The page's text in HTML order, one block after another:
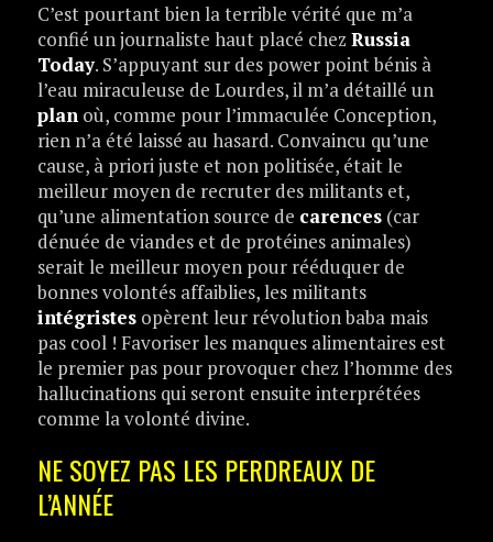
C’est pourtant bien la terrible vérité que m’a
confié un journaliste haut placé chez Russia
Today. S’appuyant sur des power point bénis à
l’eau miraculeuse de Lourdes, il m’a détaillé un
planoù, comme pour l’immaculée Conception,
rien n’a été laissé au hasard. Convaincu qu’une
cause, à priori juste et non politisée, était le
meilleur moyen de recruter des militants et,
qu’une alimentation source de carences(car
dénuée de viandes et de protéines animales)
serait le meilleur moyen pour rééduquer de
bonnes volontés affaiblies, les militants
intégristesopèrent leur révolution baba mais
pas cool ! Favoriser les manques alimentaires est
le premier pas pour provoquer chez l’homme des
hallucinations qui seront ensuite interprétées
comme la volonté divine.
NE SOYEZ PAS LES PERDREAUX DE
L’ANNÉE